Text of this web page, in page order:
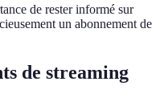
de rester informé sur
un abonnement de
de streaming